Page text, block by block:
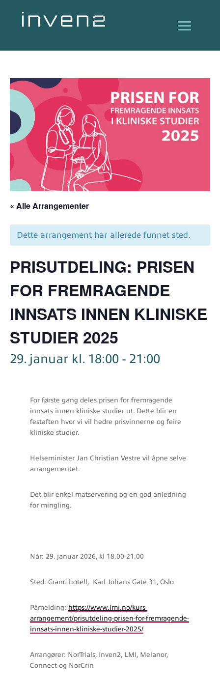
« Alle Arrangementer
Dette arrangement har allerede funnet sted.
PRISUTDELING: PRISEN
FOR FREMRAGENDE
INNSATS INNEN KLINISKE
STUDIER 2025
29. januar kl. 18:00 - 21:00
For første gang deles prisen for fremragende
innsats innen kliniske studier ut. Dette blir en
festaften hvor vi vil hedre prisvinnerne og feire
kliniske studier.
Helseminister Jan Christian Vestre vil åpne selve
arrangementet.
Det blir enkel matservering og en god anledning
for mingling.
Når: 29. januar 2026, kl 18.00-21.00
Sted: Grand hotell, Karl Johans Gate 31, Oslo
Påmelding: https://www.lmi.no/kurs-
arrangement/prisutdeling-prisen-for-fremragende-
innsats-innen-kliniske-studier-2025/
Arrangører: NorTrials, Inven2, LMI, Melanor,
Connect og NorCrin